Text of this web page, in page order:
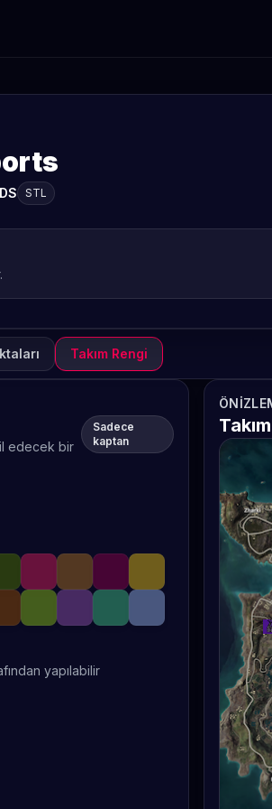
STL
Takım Rengi
edecek bir
Sadece
kaptan
yapılabilir